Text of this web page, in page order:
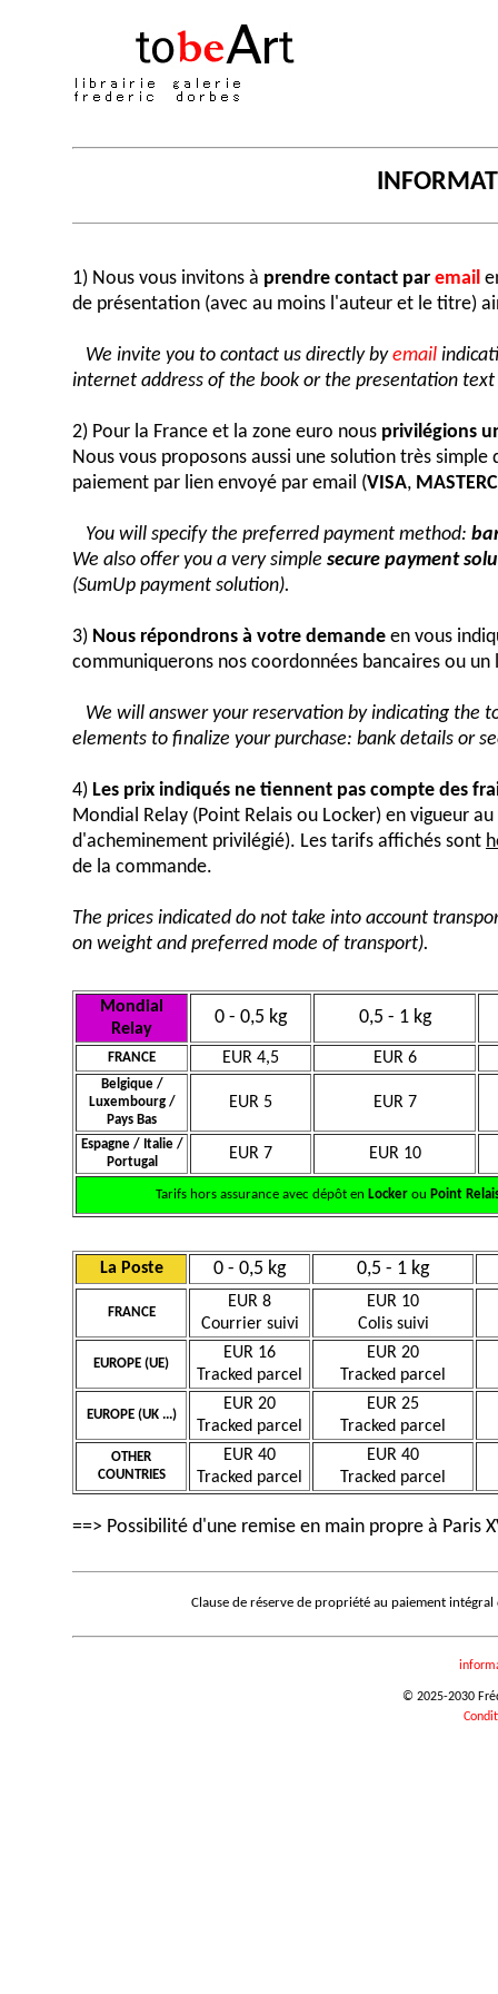
1) Nous vous invitons à prendre contact par email
de présentation (avec au moins l'auteur et le titre)
We invite you to contact us directly byemail
internet address of the book or the presentation
2) Pour la France et la zone euro nous privilégions
Nous vous proposons aussi une solution très simple
paiement par lien envoyé par email (VISA,
You will specify the preferred payment method:
We also offer you a very simple secure payment
(SumUp payment solution).
3) Nous répondrons à votre demande en vous
communiquerons nos coordonnées bancaires ou
We will answer your reservation by indicating the
elements to finalize your purchase: bank details or
4) Les prix indiqués ne tiennent pas compte des
Mondial Relay (Point Relais ou Locker) en vigueur
d'acheminement privilégié). Les tarifs affichés sont
de la commande.
The prices indicated do not take into account
on weight and preferred mode of transport).
Mondial
Relay
0 - 0,5 kg 0,5 - 1 kg
FRANCE EUR 4,5 EUR 6
Belgique /
Luxembourg /
Pays Bas
EUR 5 EUR 7
Espagne / Italie /
Portugal
EUR 7 EUR 10
Tarifs hors assurance avec dépôt en Lockerou Point
La Poste 0 - 0,5 kg 0,5 - 1 kg
FRANCE
EUR 8
Courrier suivi
EUR 10
Colis suivi
EUROPE (UE)
EUR 16
Tracked parcel
EUR 20
Tracked parcel
EUROPE (UK ...)
EUR 20
Tracked parcel
EUR 25
Tracked parcel
OTHER
COUNTRIES
EUR 40
Tracked parcel
EUR 40
Tracked parcel
==> Possibilité d'une remise en main propre à Paris
Clause de réserve de propriété au paiement
© 2025-2030